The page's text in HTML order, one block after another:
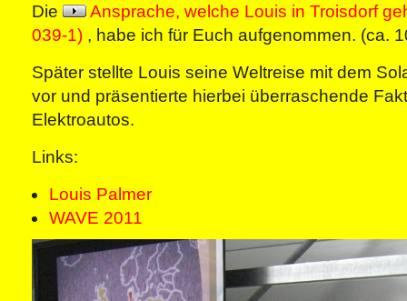
Die
Ansprache, welche Louis in Troisdorf
039-1) , habe ich für Euch aufgenommen. (ca.
Später stellte Louis seine Weltreise mit dem
vor und präsentierte hierbei überraschende
Elektroautos.
Links:
Louis Palmer
WAVE 2011